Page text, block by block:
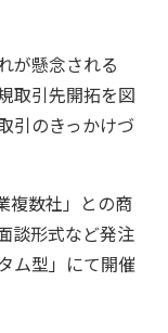
が懸念される
取引先開拓を図
引のきっかけづ
複数社」との商
談形式など発注
ム型」にて開催